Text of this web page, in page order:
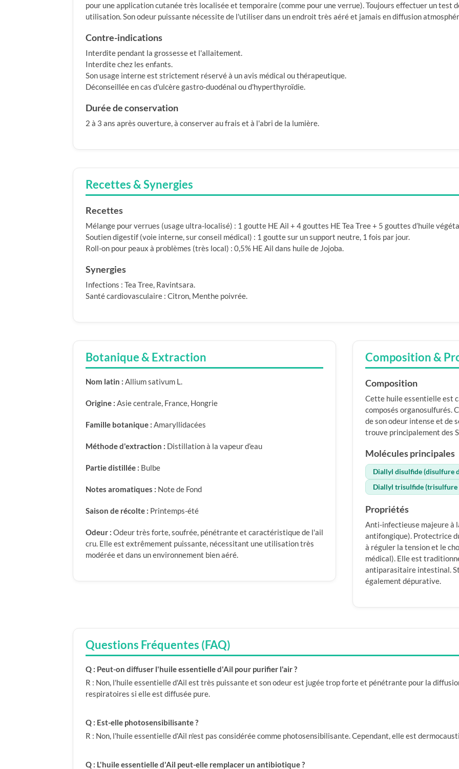
pour une application cutanée très localisée et temporaire (comme pour une verrue). Toujours effectuer un test
utilisation. Son odeur puissante nécessite de l'utiliser dans un endroit très aéré et jamais en diffusion
Contre-indications
Interdite pendant la grossesse et l'allaitement.
Interdite chez les enfants.
Son usage interne est strictement réservé à un avis médical ou thérapeutique.
Déconseillée en cas d'ulcère gastro-duodénal ou d'hyperthyroïdie.
Durée de conservation
2 à 3 ans après ouverture, à conserver au frais et à l'abri de la lumière.
Recettes & Synergies
Recettes
Mélange pour verrues (usage ultra-localisé) : 1 goutte HE Ail + 4 gouttes HE Tea Tree + 5 gouttes d’huile
Soutien digestif (voie interne, sur conseil médical) : 1 goutte sur un support neutre, 1 fois par jour.
Roll-on pour peaux à problèmes (très local) : 0,5% HE Ail dans huile de Jojoba.
Synergies
Infections : Tea Tree, Ravintsara.
Santé cardiovasculaire : Citron, Menthe poivrée.
Botanique & Extraction
Nom latin : Allium sativum L.
Origine : Asie centrale, France, Hongrie
Famille botanique : Amaryllidacées
Méthode d'extraction : Distillation à la vapeur d’eau
Partie distillée : Bulbe
Notes aromatiques : Note de Fond
Saison de récolte : Printemps-été
Odeur : Odeur très forte, soufrée, pénétrante et caractéristique de l'ail
cru. Elle est extrêmement puissante, nécessitant une utilisation très
modérée et dans un environnement bien aéré.
Composition &
Composition
Cette huile essentielle est
composés organosulfurés.
de son odeur intense et de
trouve principalement des
Molécules principales
Diallyl disulfide (disulfure
Diallyl trisulfide (trisulfure
Propriétés
Anti-infectieuse majeure à
antifongique). Protectrice
à réguler la tension et le
médical). Elle est
antiparasitaire intestinal.
également dépurative.
Questions Fréquentes (FAQ)
Q : Peut-on diffuser l'huile essentielle d'Ail pour purifier l'air ?
R : Non, l'huile essentielle d'Ail est très puissante et son odeur est jugée trop forte et pénétrante pour la
respiratoires si elle est diffusée pure.
Q : Est-elle photosensibilisante ?
R : Non, l'huile essentielle d'Ail n'est pas considérée comme photosensibilisante. Cependant, elle est
Q : L'huile essentielle d'Ail peut-elle remplacer un antibiotique ?